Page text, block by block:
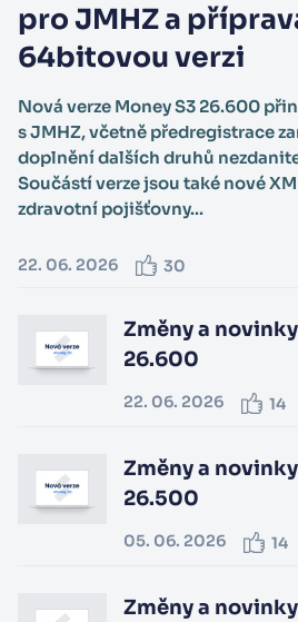
pro JMHZ a
64bitovou verzi
Nová verze Money S3 26.600
s JMHZ, včetně předregistrace
doplnění dalších druhů
Součástí verze jsou také nové
zdravotní pojišťovny...
22. 06. 2026 30
Změny a
26.600
22. 06. 2026 14
Změny a
26.500
05. 06. 2026 14
Změny a